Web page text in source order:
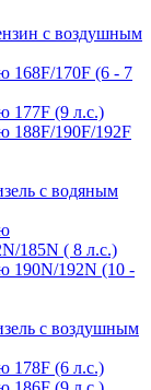
с воздушным
168F/170F (6 - 7
177F (9 л.с.)
188F/190F/192F
с водяным
185N ( 8 л.с.)
190N/192N (10 -
с воздушным
178F (6 л.с.)